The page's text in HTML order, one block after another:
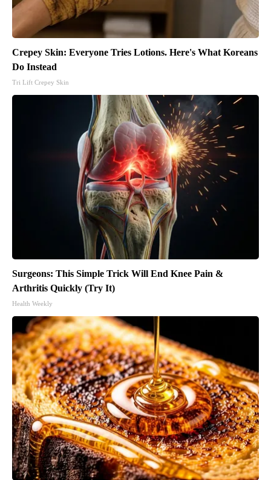
Crepey Skin: Everyone Tries Lotions. Here's What Koreans
Do Instead
Tri Lift Crepey Skin
Surgeons: This Simple Trick Will End Knee Pain &
Arthritis Quickly (Try It)
Health Weekly